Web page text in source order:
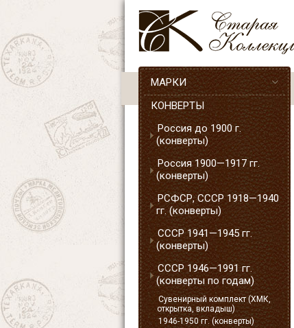
МАРКИ
КОНВЕРТЫ
Россия до 1900 г.
(конверты)
Россия 1900—1917 гг.
(конверты)
РСФСР, СССР 1918—1940
гг. (конверты)
СССР 1941—1945 гг.
(конверты)
СССР 1946—1991 гг.
(конверты по годам)
Сувенирный комплект (ХМК,
открытка, вкладыш)
1946-1950 гг. (конверты)